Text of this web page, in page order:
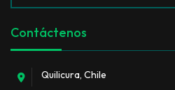
Contáctenos
Quilicura, Chile